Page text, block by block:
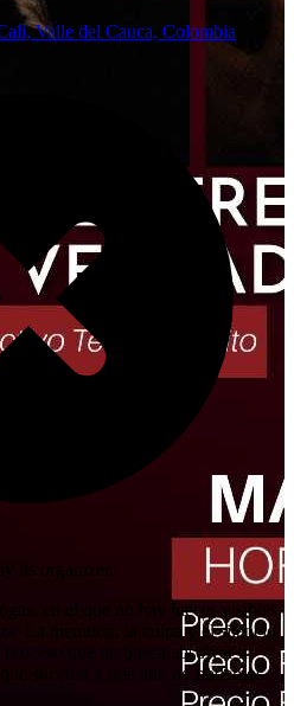
Valle del Cauca, Colombia
its organizer.
en el que no hay jueces visibles,
La memoria, la culpa y el silencio
que no busca absolver ni
sucedió y que aún no podemos